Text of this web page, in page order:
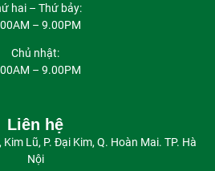
hai – Thứ bảy:
– 9.00PM
Chủ nhật:
– 9.00PM
Liên hệ
Lũ, P. Đại Kim, Q. Hoàn Mai. TP. Hà
Nội